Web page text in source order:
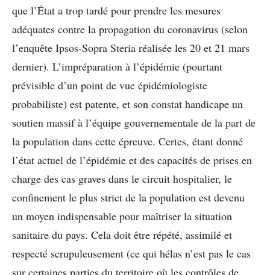
que l’État a trop tardé pour prendre les mesures
adéquates contre la propagation du coronavirus (selon
l’enquête Ipsos-Sopra Steria réalisée les 20 et 21 mars
dernier). L’impréparation à l’épidémie (pourtant
prévisible d’un point de vue épidémiologiste
probabiliste) est patente, et son constat handicape un
soutien massif à l’équipe gouvernementale de la part de
la population dans cette épreuve. Certes, étant donné
l’état actuel de l’épidémie et des capacités de prises en
charge des cas graves dans le circuit hospitalier, le
confinement le plus strict de la population est devenu
un moyen indispensable pour maîtriser la situation
sanitaire du pays. Cela doit être répété, assimilé et
respecté scrupuleusement (ce qui hélas n’est pas le cas